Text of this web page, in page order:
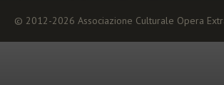
© 2012-2026 Associazione Culturale Opera